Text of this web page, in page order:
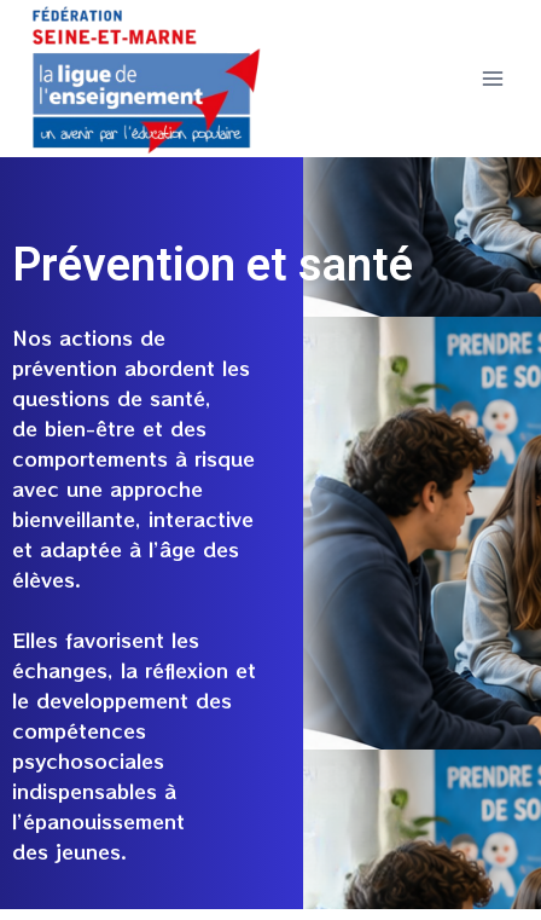
Prévention et santé
Nos actions de
prévention abordent les
questions de santé,
de bien-être et des
comportements à risque
avec une approche
bienveillante, interactive
et adaptée à l’âge des
élèves.
Elles favorisent les
échanges, la réflexion et
le developpement des
compétences
psychosociales
indispensables à
l’épanouissement
des jeunes.